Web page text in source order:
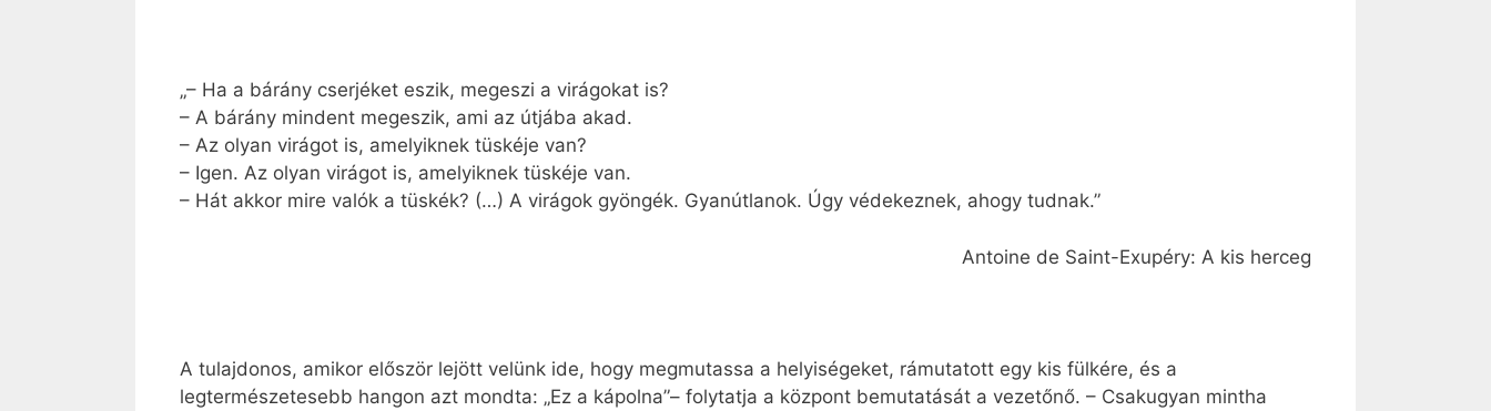
„– Ha a bárány cserjéket eszik, megeszi a virágokat is?
– A bárány mindent megeszik, ami az útjába akad.
– Az olyan virágot is, amelyiknek tüskéje van?
– Igen. Az olyan virágot is, amelyiknek tüskéje van.
– Hát akkor mire valók a tüskék? (…) A virágok gyöngék. Gyanútlanok. Úgy védekeznek, ahogy tudnak.”
Antoine de Saint-Exupéry: A kis herceg
A tulajdonos, amikor először lejött velünk ide, hogy megmutassa a helyiségeket, rámutatott egy kis fülkére, és a
legtermészetesebb hangon azt mondta: „Ez a kápolna”– folytatja a központ bemutatását a vezetőnő. – Csakugyan mintha